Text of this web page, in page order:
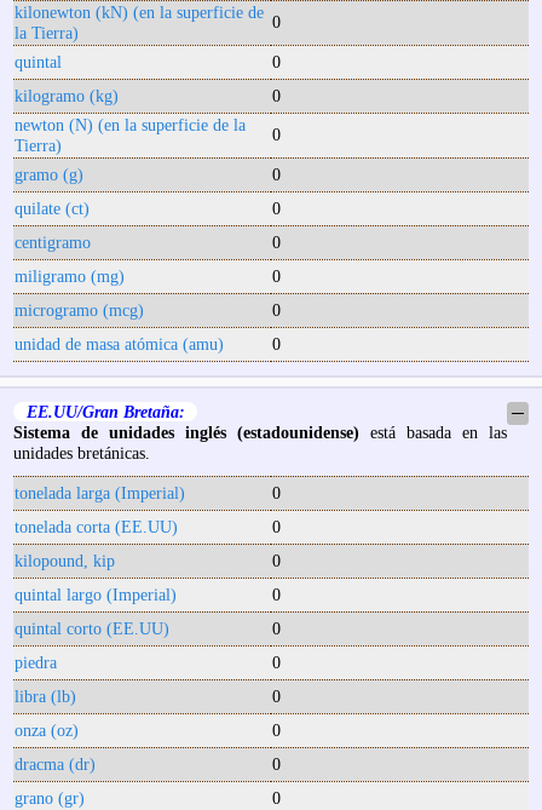
kilonewton (kN) (en la superficie de
la Tierra)
0
quintal
0
kilogramo (kg)
0
newton (N) (en la superficie de la
Tierra)
0
gramo (g)
0
quilate (ct)
0
centigramo
0
miligramo (mg)
0
microgramo (mcg)
0
unidad de masa atómica (amu)
0
EE.UU/Gran Bretaña:
─
Sistema de unidades inglés (estadounidense) está basada en las
unidades bretánicas.
tonelada larga (Imperial)
0
tonelada corta (EE.UU)
0
kilopound, kip
0
quintal largo (Imperial)
0
quintal corto (EE.UU)
0
piedra
0
libra (lb)
0
onza (oz)
0
dracma (dr)
0
grano (gr)
0